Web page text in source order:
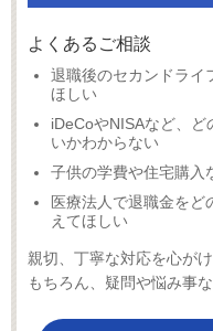
よくあるご相談
退職後のセカンドライ
ほしい
iDeCoやNISAなど、ど
いかわからない
子供の学費や住宅購入
医療法人で退職金をど
えてほしい
親切、丁寧な対応を心が
もちろん、疑問や悩み事